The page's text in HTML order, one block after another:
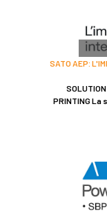
SATO AEP:
PRINTING La